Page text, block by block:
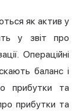
як актив у
у звіт про
Операційні
баланс і
прибутки та
прибутки та